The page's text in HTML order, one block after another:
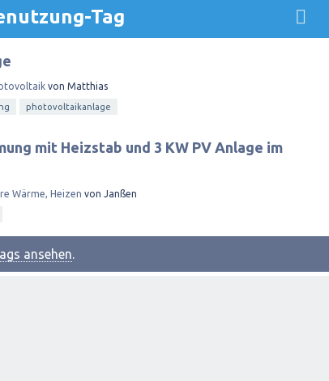
Tag
von Matthias
photovoltaikanlage
mit Heizstab und 3 KW PV Anlage im
Wärme, Heizen von Janßen
ansehen.